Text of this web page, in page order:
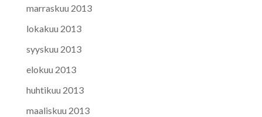
marraskuu 2013
lokakuu 2013
syyskuu 2013
elokuu 2013
huhtikuu 2013
maaliskuu 2013